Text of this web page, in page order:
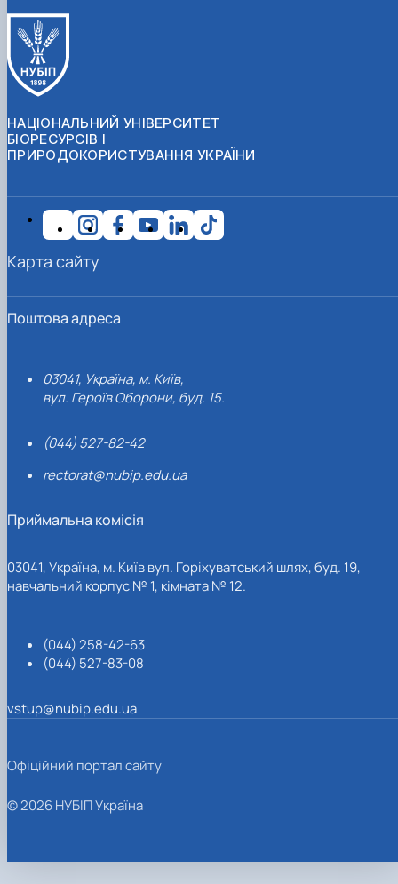
НАЦІОНАЛЬНИЙ УНІВЕРСИТЕТ
БІОРЕСУРСІВ І
ПРИРОДОКОРИСТУВАННЯ УКРАЇНИ
Поштова адреса
03041, Україна, м. Київ,
вул. Героїв Оборони, буд. 15.
(044) 527-82-42
rectorat@nubip.edu.ua
Приймальна комісія
03041, Україна, м. Київ вул. Горіхуватський шлях, буд. 19,
навчальний корпус № 1, кімната № 12.
(044) 258-42-63
(044) 527-83-08
vstup@nubip.edu.ua
Карта сайту
Офіційний портал сайту
© 2026 НУБІП Україна